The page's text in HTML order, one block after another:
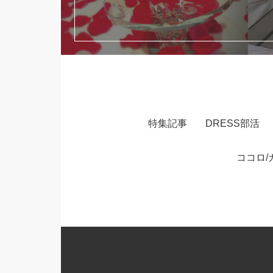
特集記事 DRESS部活
ココロ/